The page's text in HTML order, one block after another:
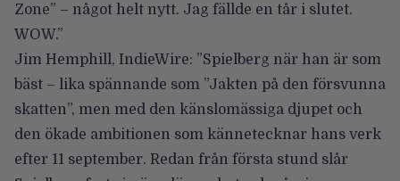
Zone” – något helt nytt. Jag fällde en tår i slutet.
WOW.”
Jim Hemphill, IndieWire: ”Spielberg när han är som
bäst – lika spännande som ”Jakten på den försvunna
skatten”, men med den känslomässiga djupet och
den ökade ambitionen som kännetecknar hans verk
efter 11 september. Redan från första stund slår